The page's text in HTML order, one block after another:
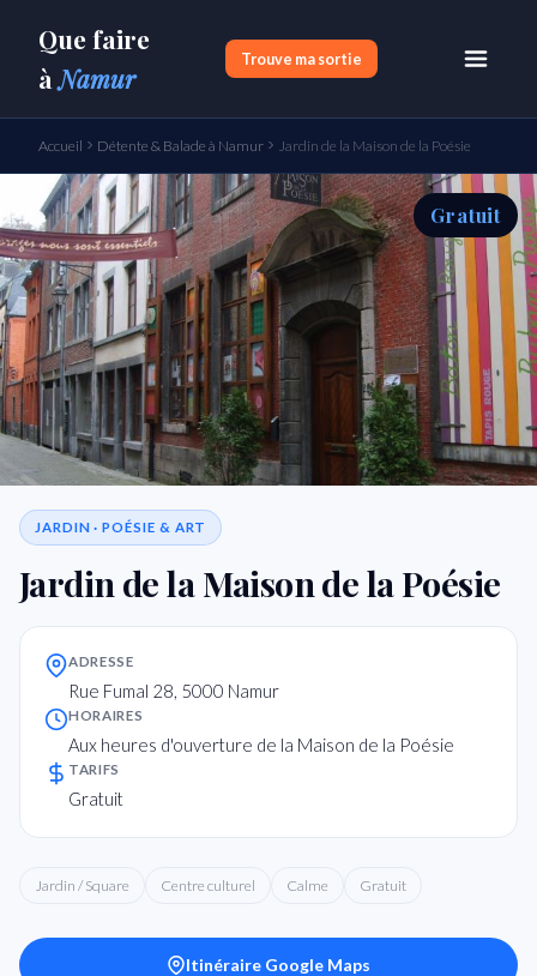
Que faire
àNamur
Trouve ma sortie
Accueil Détente & Balade à Namur Jardin de la Maison de la Poésie
Gratuit
JARDIN · POÉSIE & ART
Jardin de la Maison de la Poésie
ADRESSE
Rue Fumal 28, 5000 Namur
HORAIRES
Aux heures d'ouverture de la Maison de la Poésie
TARIFS
Gratuit
Jardin / Square Centre culturel Calme Gratuit
Itinéraire Google Maps